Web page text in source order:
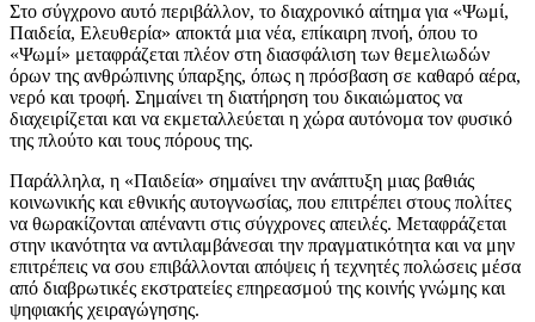
Στο σύγχρονο αυτό περιβάλλον, το διαχρονικό αίτημα για «Ψωμί,
Παιδεία, Ελευθερία» αποκτά μια νέα, επίκαιρη πνοή, όπου το
«Ψωμί» μεταφράζεται πλέον στη διασφάλιση των θεμελιωδών
όρων της ανθρώπινης ύπαρξης, όπως η πρόσβαση σε καθαρό αέρα,
νερό και τροφή. Σημαίνει τη διατήρηση του δικαιώματος να
διαχειρίζεται και να εκμεταλλεύεται η χώρα αυτόνομα τον φυσικό
της πλούτο και τους πόρους της.
Παράλληλα, η «Παιδεία» σημαίνει την ανάπτυξη μιας βαθιάς
κοινωνικής και εθνικής αυτογνωσίας, που επιτρέπει στους πολίτες
να θωρακίζονται απέναντι στις σύγχρονες απειλές. Μεταφράζεται
στην ικανότητα να αντιλαμβάνεσαι την πραγματικότητα και να μην
επιτρέπεις να σου επιβάλλονται απόψεις ή τεχνητές πολώσεις μέσα
από διαβρωτικές εκστρατείες επηρεασμού της κοινής γνώμης και
ψηφιακής χειραγώγησης.